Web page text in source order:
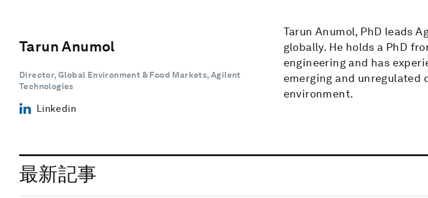
Tarun Anumol
Director, Global Environment & Food Markets, Agilent
Technologies
Linkedin
Tarun Anumol, PhD leads
globally. He holds a PhD
engineering and has
emerging and unregulated
environment.
最新記事